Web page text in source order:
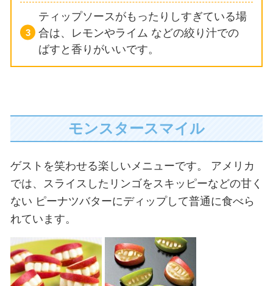
ティップソースがもったりしすぎている場
合は、レモンやライム などの絞り汁での
ばすと香りがいいです。
モンスタースマイル
ゲストを笑わせる楽しいメニューです。
アメリカ
では、スライスしたリンゴをスキッピーなどの甘く
ない ピーナツバターにディップして普通に食べら
れています。